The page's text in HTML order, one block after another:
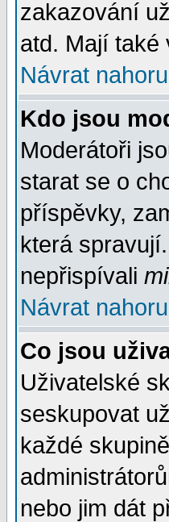
zakazování
atd. Mají také
Návrat nahoru
Kdo jsou
Moderátoři
starat se o
příspěvky,
která
nepřispívali
Návrat nahoru
Co jsou
Uživatelské
seskupovat
každé
nebo jim dát